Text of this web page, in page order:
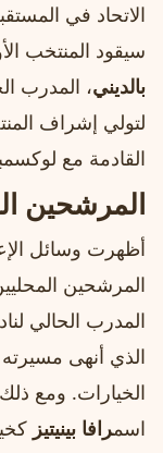
الاتحاد في
سيقود المنتخب
بالديني
لتولي إشراف
القادمة مع
المرشحين
أظهرت وسائل
المرشحين
المدرب الحالي
الذي أنهى مسيرته
الخيارات. ومع
اسمرافا بينيتيز